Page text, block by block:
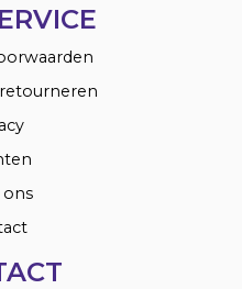
ons